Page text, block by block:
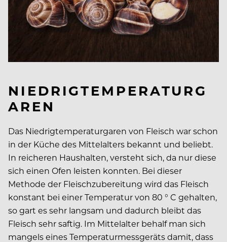
NIEDRIGTEMPERATURG
AREN
Das Niedrigtemperaturgaren von Fleisch war schon
in der Küche des Mittelalters bekannt und beliebt.
In reicheren Haushalten, versteht sich, da nur diese
sich einen Ofen leisten konnten. Bei dieser
Methode der Fleischzubereitung wird das Fleisch
konstant bei einer Temperatur von 80 ° C gehalten,
so gart es sehr langsam und dadurch bleibt das
Fleisch sehr saftig. Im Mittelalter behalf man sich
mangels eines Temperaturmessgeräts damit, dass